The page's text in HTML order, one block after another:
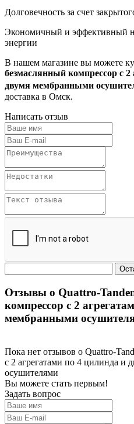
Долговечность за счет
Экономичный и эффективный
энергии
В нашем магазине вы можете
безмаслянный компрессор с
двумя мембранными
доставка в Омск.
Написать отзыв
Отзывы о Quattro-
компрессор с 2
мембранными
Пока нет отзывов о Quattro-
с 2 агрегатами по 4 цилинда и
осушителями
Вы можете стать первым!
Задать вопрос